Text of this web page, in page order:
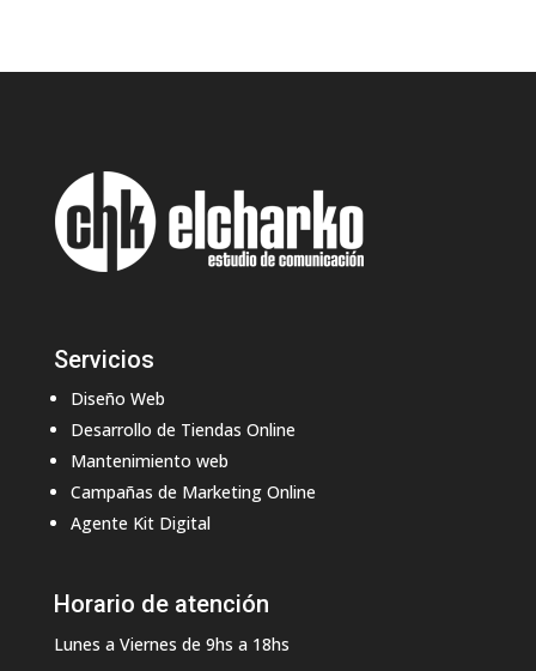
Servicios
Diseño Web
Desarrollo de Tiendas Online
Mantenimiento web
Campañas de Marketing Online
Agente Kit Digital
Horario de atención
Lunes a Viernes de 9hs a 18hs